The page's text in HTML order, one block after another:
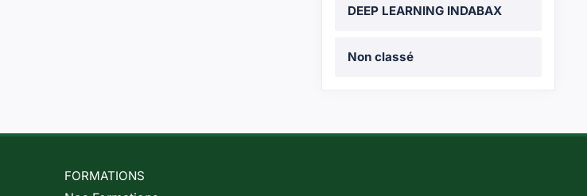
DEEP LEARNING INDABAX
Non classé
FORMATIONS